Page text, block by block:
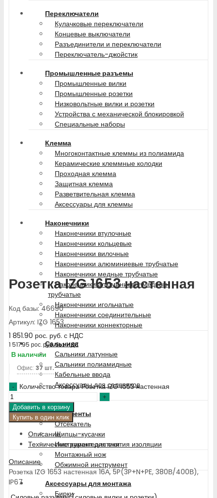
Переключатели
Кулачковые переключатели
Концевые выключатели
Разъединители и переключатели
Переключатель-джойстик
Промышленные разъемы
Промышленные вилки
Промышленные розетки
Низковольтные вилки и розетки
Устройства с механической блокировкой
Специальные наборы
Клемма
Многоконтактные клеммы из полиамида
Керамические клеммные колодки
Проходная клемма
Защитная клемма
Разветвительная клемма
Аксессуары для клеммы
Наконечники
Наконечники втулочные
Наконечники кольцевые
Наконечники вилочные
Наконечники алюминиевые трубчатые
Наконечники медные трубчатые
Наконечники алюминиево-медные
трубчатые
Наконечники игольчатые
Наконечники соединительные
Наконечники коннекторные
Сальники
Сальники латунные
Сальники полиамидные
Кабельные ввода
Аксессуары для сальников
Инструменты
Отсекатель
Щипцы-кусачки
Инструмент для снятия изоляции
Монтажный нож
Обжимной инструмент
Аксессуары для монтажа
Бирки
Розетка IZG 1653 настенная
Код базы: 46690
Артикул: IZG 1653
1 851.90 рос. руб. с НДС
1 517.95 рос. руб.без НДС
В наличии
Офис: 37 шт.
Количество товара Розетка IZG 1653 настенная
Добавить в корзину
Купить в один клик
Описание
Технические характеристики
Описание
Розетка IZG 1653 настенная 16А, 5P(3P+N+PE, 380В/400В),
IP67